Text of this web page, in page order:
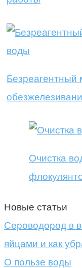
Безреагентный
Очистка
Новые статьи
Сероводород в
яйцами и как
О пользе воды